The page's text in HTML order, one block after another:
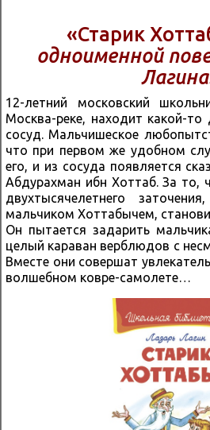
«Старик
одноименной
12-летний московский
Москва-реке, находит какой-то
сосуд. Мальчишеское
что при первом же удобном
его, и из сосуда появляется
Абдурахман ибн Хоттаб. За то,
двухтысячелетнего
мальчиком Хоттабычем,
Он пытается задарить
целый караван верблюдов с
Вместе они совершат
волшебном ковре-самолете…